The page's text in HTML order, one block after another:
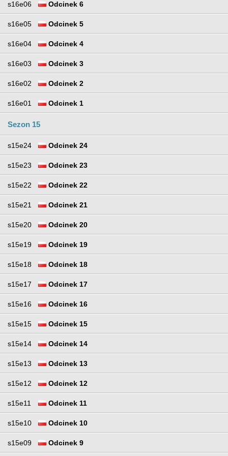
s16e06 Odcinek 6
s16e05 Odcinek 5
s16e04 Odcinek 4
s16e03 Odcinek 3
s16e02 Odcinek 2
s16e01 Odcinek 1
Sezon 15
s15e24 Odcinek 24
s15e23 Odcinek 23
s15e22 Odcinek 22
s15e21 Odcinek 21
s15e20 Odcinek 20
s15e19 Odcinek 19
s15e18 Odcinek 18
s15e17 Odcinek 17
s15e16 Odcinek 16
s15e15 Odcinek 15
s15e14 Odcinek 14
s15e13 Odcinek 13
s15e12 Odcinek 12
s15e11 Odcinek 11
s15e10 Odcinek 10
s15e09 Odcinek 9